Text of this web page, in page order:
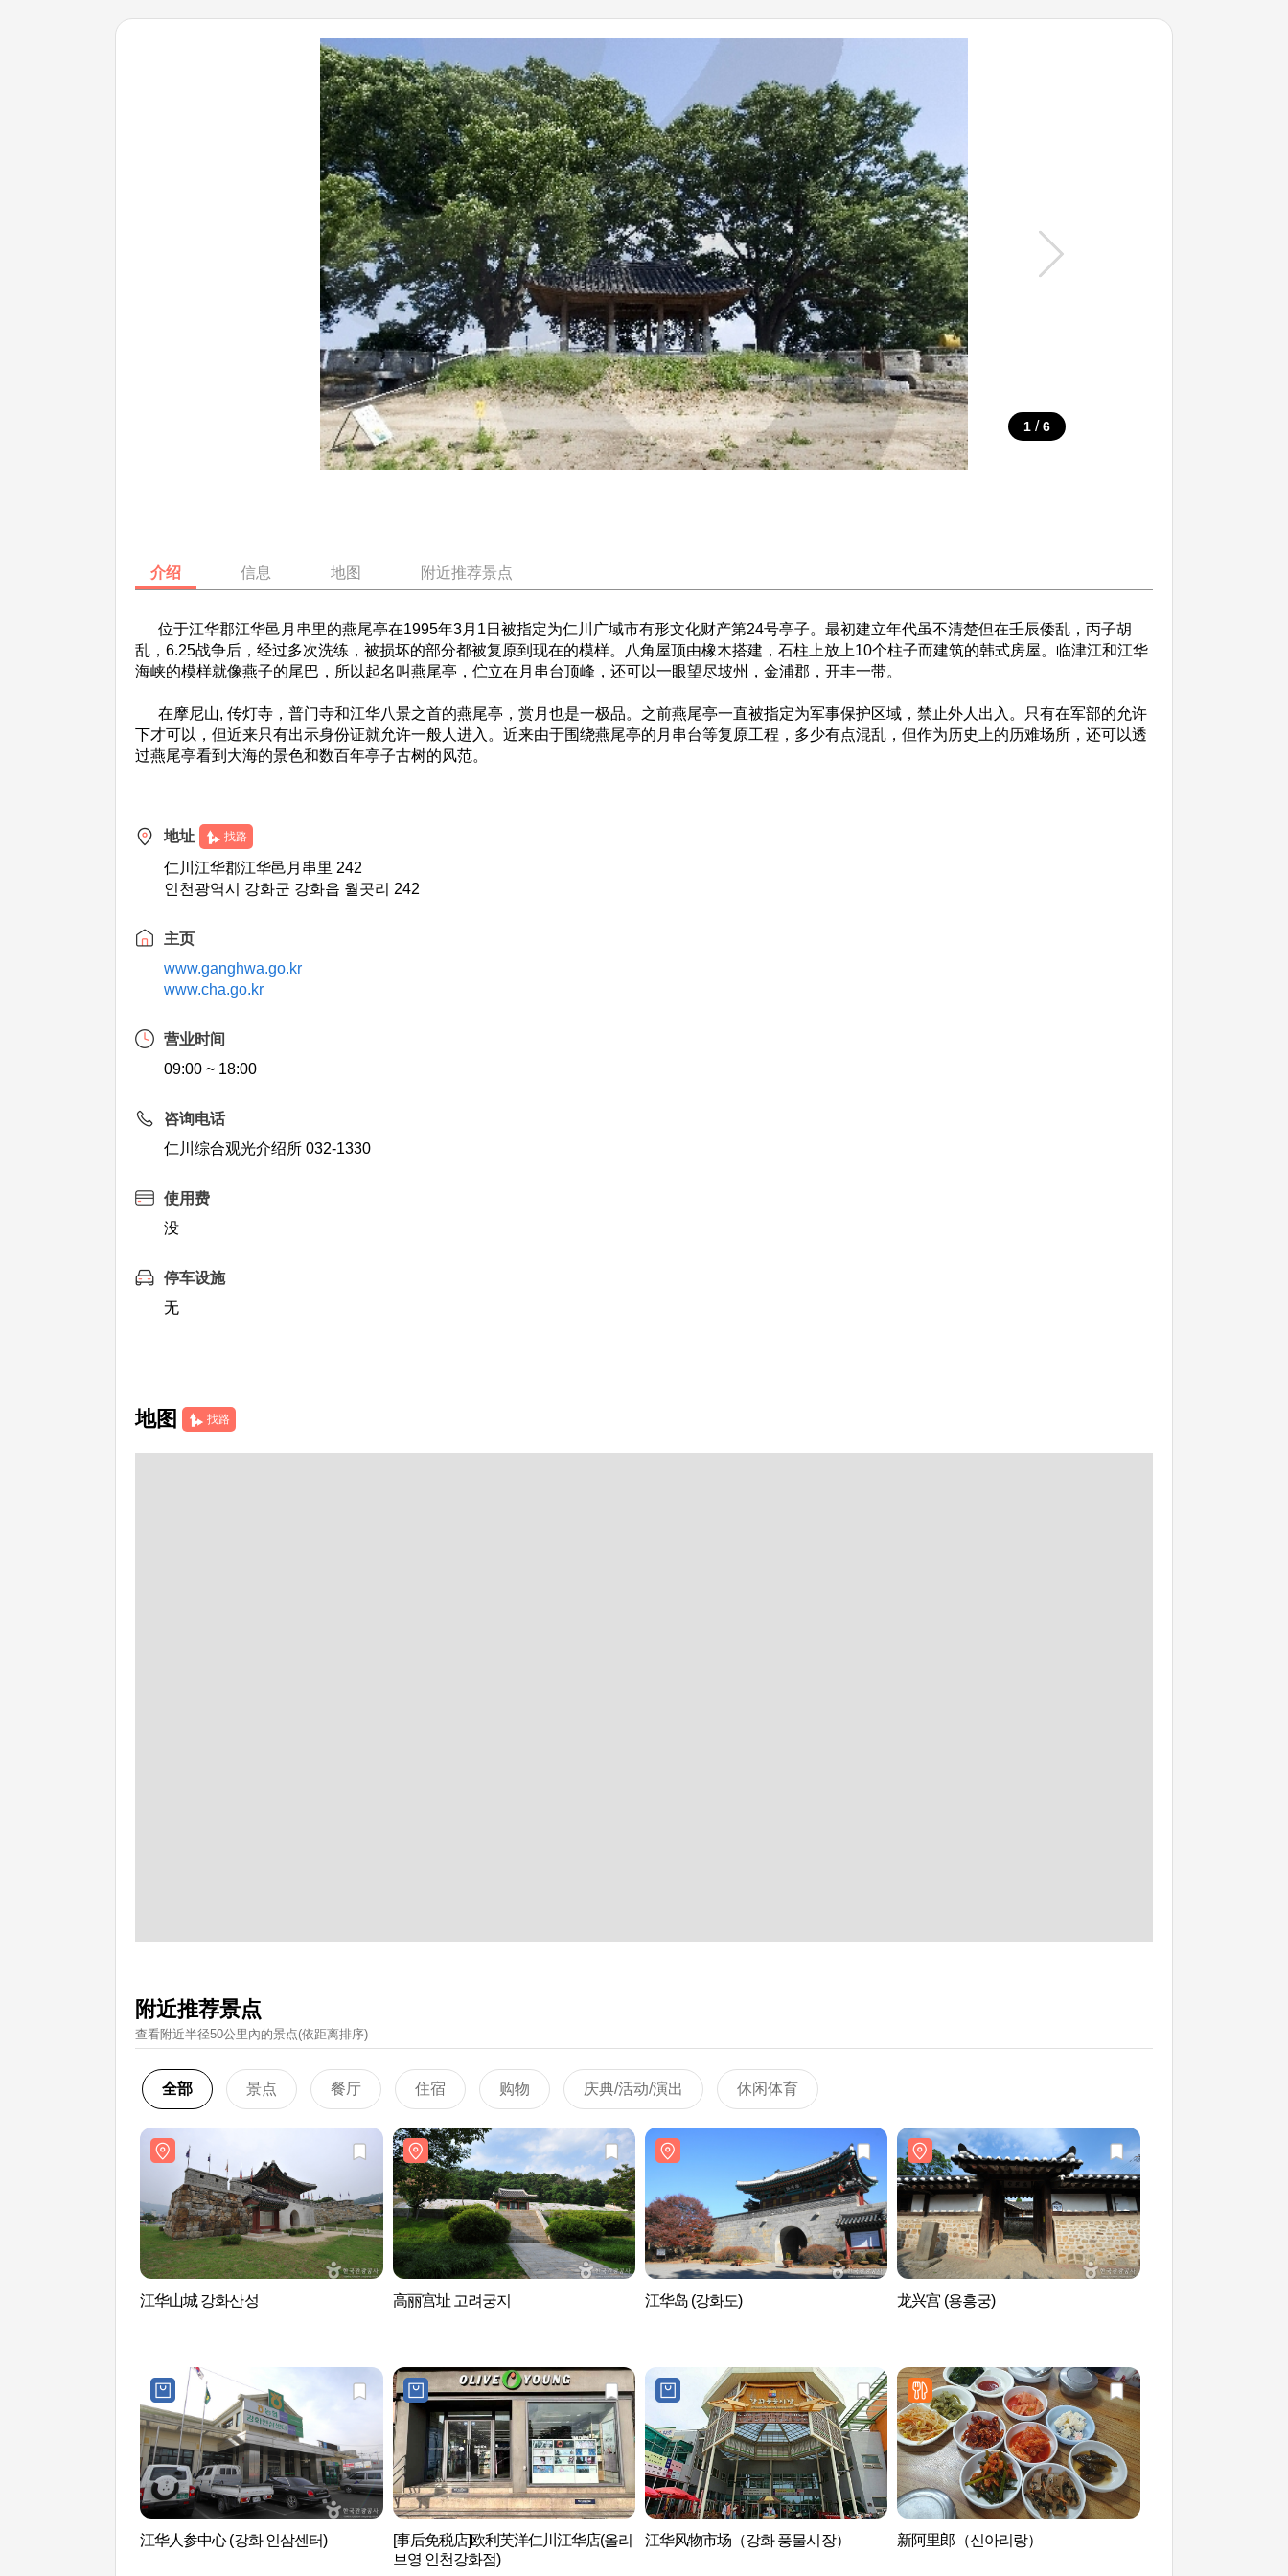
1 / 6
介绍 信息 地图 附近推荐景点
位于江华郡江华邑月串里的燕尾亭在1995年3月1日被指定为仁川广域市有形文化财产第24号亭子。最初建立年代虽不清楚但在壬辰倭乱，丙子胡
乱，6.25战争后，经过多次洗练，被损坏的部分都被复原到现在的模样。八角屋顶由橡木搭建，石柱上放上10个柱子而建筑的韩式房屋。临津江和江华
海峡的模样就像燕子的尾巴，所以起名叫燕尾亭，伫立在月串台顶峰，还可以一眼望尽坡州，金浦郡，开丰一带。
在摩尼山, 传灯寺，普门寺和江华八景之首的燕尾亭，赏月也是一极品。之前燕尾亭一直被指定为军事保护区域，禁止外人出入。只有在军部的允许
下才可以，但近来只有出示身份证就允许一般人进入。近来由于围绕燕尾亭的月串台等复原工程，多少有点混乱，但作为历史上的历难场所，还可以透
过燕尾亭看到大海的景色和数百年亭子古树的风范。
地址 找路
仁川江华郡江华邑月串里 242
인천광역시 강화군 강화읍 월곳리 242
主页
www.ganghwa.go.kr
www.cha.go.kr
营业时间
09:00 ~ 18:00
咨询电话
仁川综合观光介绍所 032-1330
使用费
没
停车设施
无
地图 找路
附近推荐景点
查看附近半径50公里內的景点(依距离排序)
全部 景点 餐厅 住宿 购物 庆典/活动/演出 休闲体育
江华山城 강화산성 高丽宫址 고려궁지 江华岛 (강화도) 龙兴宫 (용흥궁)
江华人参中心 (강화 인삼센터)
[事后免税店]欧利芙洋仁川江华店(올리
브영 인천강화점)
江华风物市场（강화 풍물시장） 新阿里郎（신아리랑）